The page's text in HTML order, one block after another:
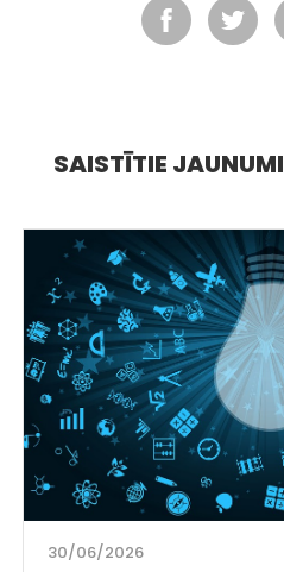
SAISTĪTIE JAUNUMI
30/06/2026